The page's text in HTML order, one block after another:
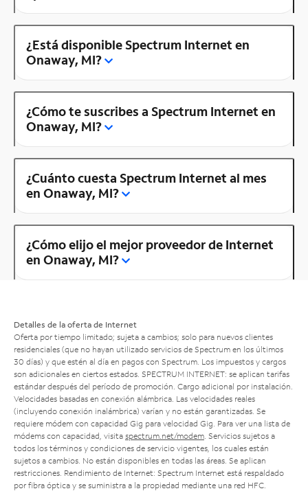
¿Está disponible Spectrum Internet en
Onaway, MI?
¿Cómo te suscribes a Spectrum Internet en
Onaway, MI?
¿Cuánto cuesta Spectrum Internet al mes
en Onaway, MI?
¿Cómo elijo el mejor proveedor de Internet
en Onaway, MI?
Detalles de la oferta de Internet
Oferta por tiempo limitado; sujeta a cambios; solo para nuevos clientes
residenciales (que no hayan utilizado servicios de Spectrum en los últimos
30 días) y que estén al día en pagos con Spectrum. Los impuestos y cargos
son adicionales en ciertos estados. SPECTRUM INTERNET: se aplican tarifas
estándar después del período de promoción. Cargo adicional por instalación.
Velocidades basadas en conexión alámbrica. Las velocidades reales
(incluyendo conexión inalámbrica) varían y no están garantizadas. Se
requiere módem con capacidad Gig para velocidad Gig. Para ver una lista de
módems con capacidad, visita spectrum.net/modem . Servicios sujetos a
todos los términos y condiciones de servicio vigentes, los cuales están
sujetos a cambios. No están disponibles en todas las áreas. Se aplican
restricciones. Rendimiento de Internet: Spectrum Internet está respaldado
por fibra óptica y se suministra a la propiedad mediante una red HFC.